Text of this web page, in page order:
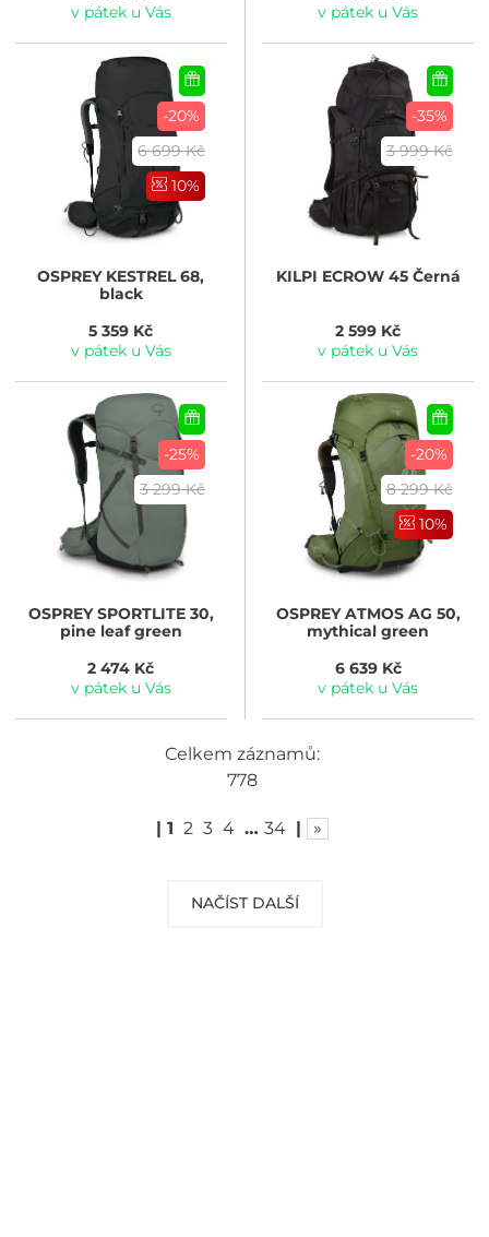
v pátek u Vás
v pátek u Vás
-20%
6 699 Kč
10%
OSPREYKESTREL 68,
black
5 359 Kč
v pátek u Vás
-35%
3 999 Kč
KILPI ECROW 45 Černá
2 599 Kč
v pátek u Vás
-25%
3 299 Kč
OSPREYSPORTLITE 30,
pine leaf green
2 474 Kč
v pátek u Vás
-20%
8 299 Kč
10%
OSPREYATMOS AG 50,
mythical green
6 639 Kč
v pátek u Vás
NAČÍST DALŠÍ
Celkem záznamů:
778
| 1 2 3 4 … 34 | »